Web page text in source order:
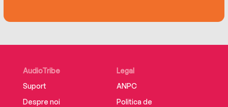
AudioTribe
Suport
Despre noi
Legal
ANPC
Politica de